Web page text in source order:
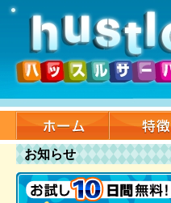
お知らせ